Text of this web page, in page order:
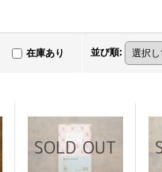
在庫あり 並び順: